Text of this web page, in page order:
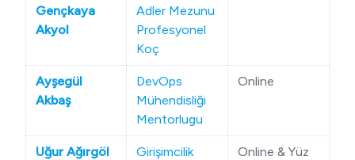
Gençkaya
Akyol
Adler Mezunu
Profesyonel
Koç
Ayşegül
Akbaş
DevOps
Mühendisliği
Mentorlugu
Online
Uğur Ağırgöl
Girişimcilik
Online & Yüz